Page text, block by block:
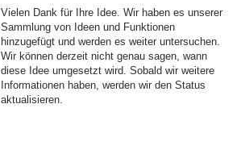
Vielen Dank für Ihre Idee. Wir haben es unserer
Sammlung von Ideen und Funktionen
hinzugefügt und werden es weiter untersuchen.
Wir können derzeit nicht genau sagen, wann
diese Idee umgesetzt wird. Sobald wir weitere
Informationen haben, werden wir den Status
aktualisieren.